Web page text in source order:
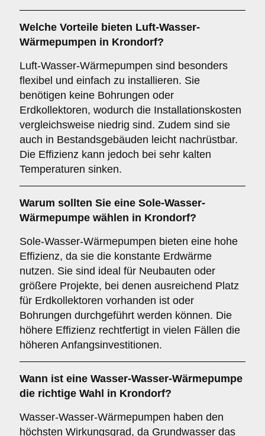
Welche Vorteile bieten Luft-Wasser-
Wärmepumpen in Krondorf?
Luft-Wasser-Wärmepumpen sind besonders
flexibel und einfach zu installieren. Sie
benötigen keine Bohrungen oder
Erdkollektoren, wodurch die Installationskosten
vergleichsweise niedrig sind. Zudem sind sie
auch in Bestandsgebäuden leicht nachrüstbar.
Die Effizienz kann jedoch bei sehr kalten
Temperaturen sinken.
Warum sollten Sie eine Sole-Wasser-
Wärmepumpe wählen in Krondorf?
Sole-Wasser-Wärmepumpen bieten eine hohe
Effizienz, da sie die konstante Erdwärme
nutzen. Sie sind ideal für Neubauten oder
größere Projekte, bei denen ausreichend Platz
für Erdkollektoren vorhanden ist oder
Bohrungen durchgeführt werden können. Die
höhere Effizienz rechtfertigt in vielen Fällen die
höheren Anfangsinvestitionen.
Wann ist eine Wasser-Wasser-Wärmepumpe
die richtige Wahl in Krondorf?
Wasser-Wasser-Wärmepumpen haben den
höchsten Wirkungsgrad, da Grundwasser das